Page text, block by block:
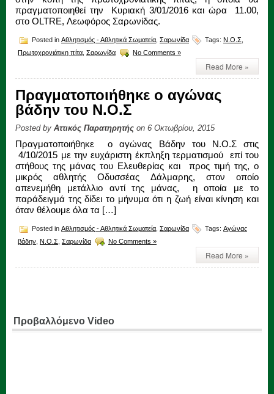
πραγματοποιηθεί την Κυριακή 3/01/2016 και ώρα 11.00,
στο OLTRE, Λεωφόρος Σαρωνίδας.
Posted in Αθλητισμός - Αθλητικά Σωματεία Σαρωνίδα Tags: Ν.Ο.Σ
Πρωτοχρονιάτικη πίτα Σαρωνίδα No Comments »
Read More »
Πραγματοποιήθηκε ο αγώνας
βάδην του Ν.Ο.Σ
Posted by Αττικός Παρατηρητής on 6 Οκτωβρίου, 2015
Πραγματοποιήθηκε ο αγώνας Βάδην του Ν.Ο.Σ στις
4/10/2015 με την ευχάριστη έκπληξη τερματισμού επί του
στήθους της μάνας του Ελευθερίας και προς τιμή της, ο
μικρός αθλητής Οδυσσέας Δάλμαρης, στον οποίο
απενεμήθη μετάλλιο αντί της μάνας, η οποία με το
παράδειγμά της δίδει το μήνυμα ότι η ζωή είναι κίνηση και
όταν θέλουμε όλα τα […]
Posted in Αθλητισμός - Αθλητικά Σωματεία Σαρωνίδα Tags: Αγώνας
βάδην Ν.Ο.Σ Σαρωνίδα No Comments »
Read More »
Προβαλλόμενο Video